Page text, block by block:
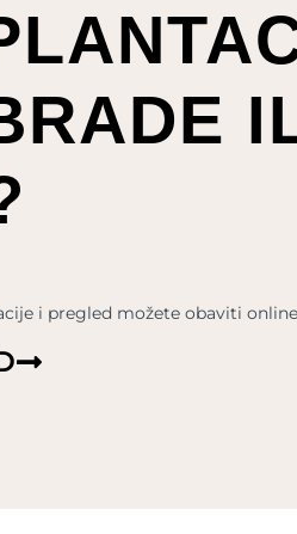
i pregled možete obaviti